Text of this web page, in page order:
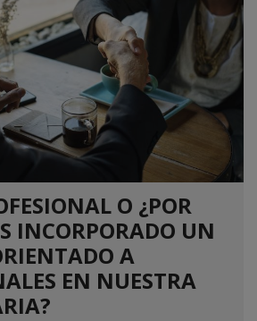
O ¿POR
INCORPORADO UN
A
EN NUESTRA